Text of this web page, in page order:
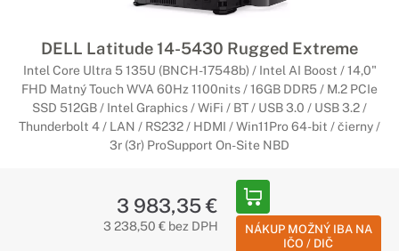
DELL Latitude 14-5430 Rugged Extreme
Intel Core Ultra 5 135U (BNCH-17548b) / Intel AI Boost / 14,0"
FHD Matný Touch WVA 60Hz 1100nits / 16GB DDR5 / M.2 PCIe
SSD 512GB / Intel Graphics / WiFi / BT / USB 3.0 / USB 3.2 /
Thunderbolt 4 / LAN / RS232 / HDMI / Win11Pro 64-bit / čierny /
3r (3r) ProSupport On-Site NBD
3 983,35 €
3 238,50 € bez DPH
NÁKUP MOŽNÝ IBA NA
IČO / DIČ